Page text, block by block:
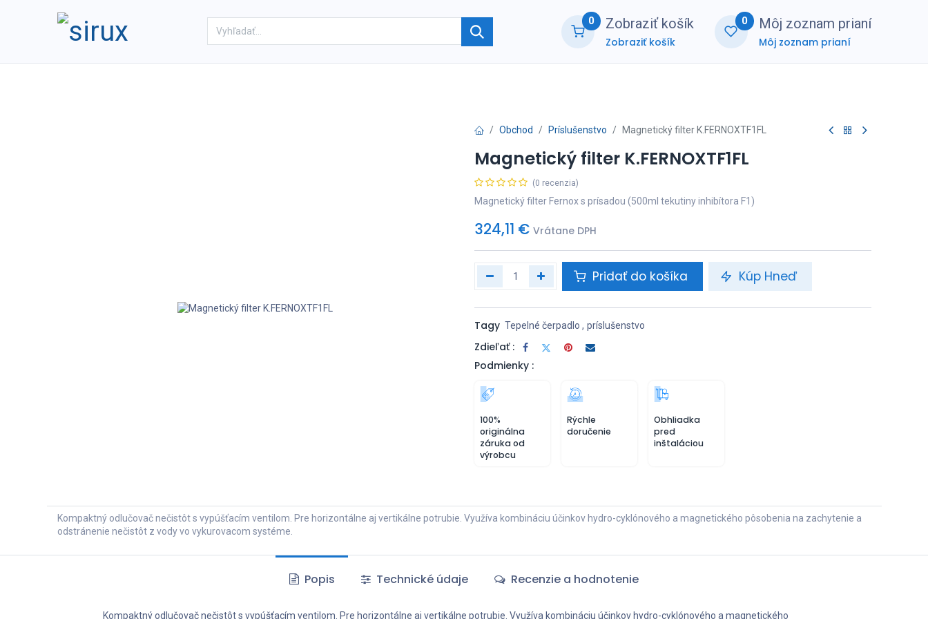
0 Zobraziť košík
Zobraziť košík
0 Môj zoznam prianí
Môj zoznam prianí
Obchod Príslušenstvo Magnetický filter K.FERNOXTF1FL
Magnetický filter K.FERNOXTF1FL
(0 recenzia)
Magnetický filter Fernox s prísadou (500ml tekutiny inhibítora F1)
324,11 € Vrátane DPH
Pridať do košíka Kúp Hneď
Tagy Tepelné čerpadlo , príslušenstvo
Zdieľať :
Podmienky :
100%
originálna
záruka od
výrobcu
Rýchle
doručenie
Obhliadka
pred
inštaláciou
Kompaktný odlučovač nečistôt s vypúšťacím ventilom. Pre horizontálne aj vertikálne potrubie. Využíva kombináciu účinkov hydro-cyklónového a magnetického pôsobenia na zachytenie a
odstránenie nečistôt z vody vo vykurovacom systéme.
Popis Technické údaje Recenzie a hodnotenie
Kompaktný odlučovač nečistôt s vypúšťacím ventilom. Pre horizontálne aj vertikálne potrubie. Využíva kombináciu účinkov hydro-cyklónového a magnetického